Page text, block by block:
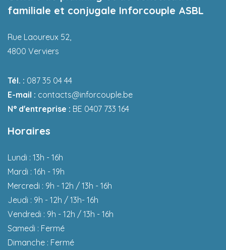
familiale et conjugale Inforcouple ASBL
Rue Laoureux 52,
4800 Verviers
Tél. : 087 35 04 44
E-mail : contacts@inforcouple.be
N° d'entreprise : BE 0407 733 164
Horaires
Lundi : 13h - 16h
Mardi : 16h - 19h
Mercredi : 9h - 12h / 13h - 16h
Jeudi : 9h - 12h / 13h- 16h
Vendredi : 9h - 12h / 13h - 16h
Samedi : Fermé
Dimanche : Fermé